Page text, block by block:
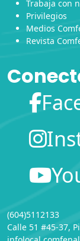
Trabaja con
Privilegios
Medios
Revista
(604)5112133
Calle 51 #45-37,